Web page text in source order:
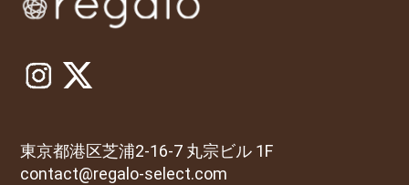
東京都港区芝浦2-16-7 丸宗ビル 1F
contact@regalo-select.com